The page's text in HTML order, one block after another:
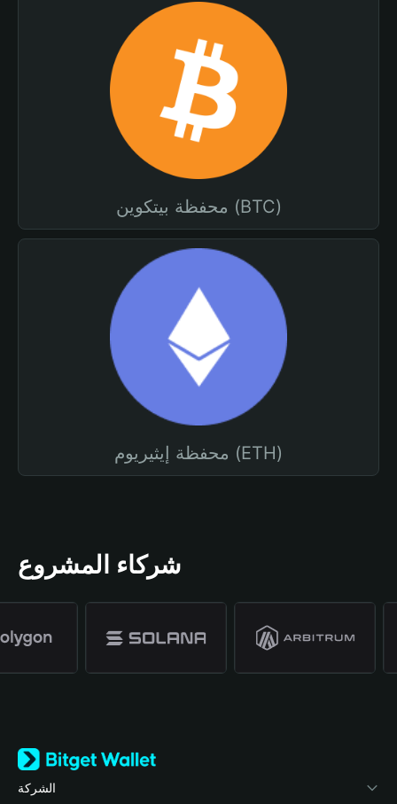
محفظة بيتكوين (BTC)
محفظة إيثيريوم (ETH)
شركاء المشروع
الشركة